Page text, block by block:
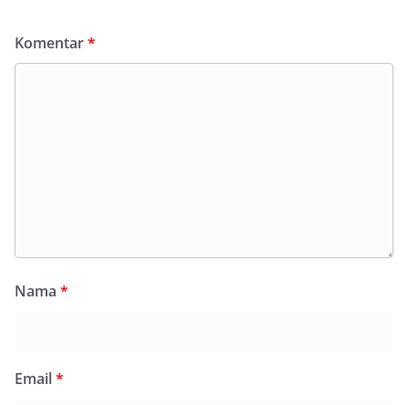
Komentar*
Nama *
Email*